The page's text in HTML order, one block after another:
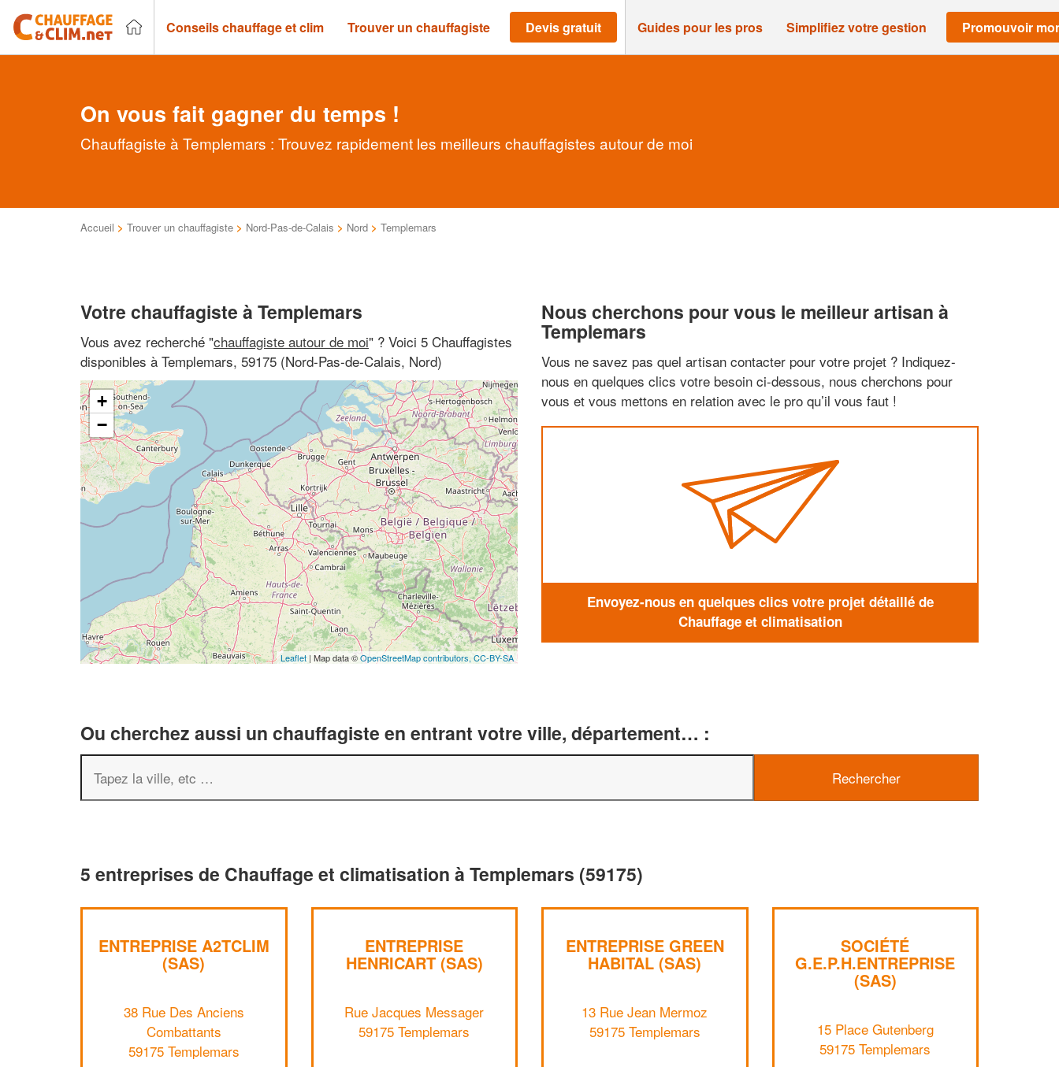
Conseils chauffage et clim Trouver un chauffagiste Devis gratuit Guides pour les pros Simplifiez votre gestion Promouvoir
On vous fait gagner du temps !
Chauffagiste à Templemars : Trouvez rapidement les meilleurs chauffagistes autour de moi
Accueil > Trouver un chauffagiste > Nord-Pas-de-Calais > Nord > Templemars
Votre chauffagiste à Templemars
Vous avez recherché "chauffagiste autour de moi" ? Voici 5 Chauffagistes
disponibles à Templemars, 59175 (Nord-Pas-de-Calais, Nord)
+
−
Leaflet | Map data ©OpenStreetMap contributors, CC-BY-SA
Nous cherchons pour vous le meilleur artisan à
Templemars
Vous ne savez pas quel artisan contacter pour votre projet ? Indiquez-
nous en quelques clics votre besoin ci-dessous, nous cherchons pour
vous et vous mettons en relation avec le pro qu’il vous faut !
Envoyez-nous en quelques clics votre projet détaillé de
Chauffage et climatisation
Ou cherchez aussi un chauffagiste en entrant votre ville, département… :
5 entreprises de Chauffage et climatisation à Templemars (59175)
ENTREPRISE A2TCLIM
(SAS)
38 Rue Des Anciens
Combattants
59175 Templemars
ENTREPRISE
HENRICART (SAS)
Rue Jacques Messager
59175 Templemars
ENTREPRISE GREEN
HABITAL (SAS)
13 Rue Jean Mermoz
59175 Templemars
SOCIÉTÉ
G.E.P.H.ENTREPRISE
(SAS)
15 Place Gutenberg
59175 Templemars
✕
professionnel ?
Augmentez votre
nouveaux clients
En savoir plus